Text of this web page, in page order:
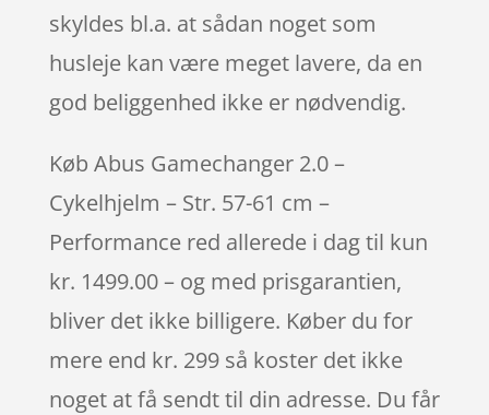
skyldes bl.a. at sådan noget som
husleje kan være meget lavere, da en
god beliggenhed ikke er nødvendig.
Køb Abus Gamechanger 2.0 –
Cykelhjelm – Str. 57-61 cm –
Performance red allerede i dag til kun
kr. 1499.00 – og med prisgarantien,
bliver det ikke billigere. Køber du for
mere end kr. 299 så koster det ikke
noget at få sendt til din adresse. Du får